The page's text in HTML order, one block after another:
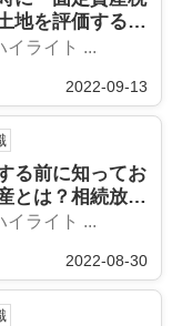
地を評価する方
イライト ...
2022-09-13
る前に知ってお
とは？相続放棄
解説
イライト ...
2022-08-30